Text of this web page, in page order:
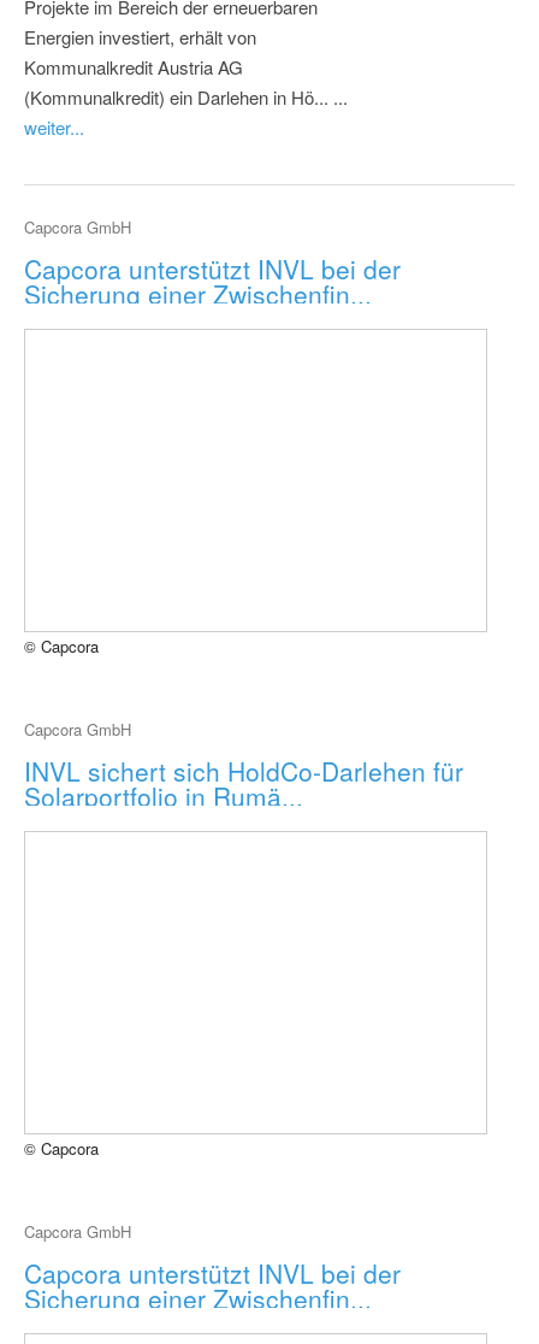
Projekte im Bereich der erneuerbaren
Energien investiert, erhält von
Kommunalkredit Austria AG
(Kommunalkredit) ein Darlehen in Hö... ...
weiter...
Capcora GmbH
Capcora unterstützt INVL bei der
Sicherung einer Zwischenfin...
© Capcora
Capcora GmbH
INVL sichert sich HoldCo-Darlehen für
Solarportfolio in Rumä...
© Capcora
Capcora GmbH
Capcora unterstützt INVL bei der
Sicherung einer Zwischenfin...